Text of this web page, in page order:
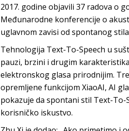
2017. godine objavili 37 radova o
Međunarodne konferencije o
uglavnom zavisi od spontanog
Tehnologija Text-To-Speech u
pauzi, brzini i drugim
elektronskog glasa prirodnijim.
opremljene funkcijom XiaoAI, AI
pokazuje da spontani stil Text-
korisničko iskustvo.